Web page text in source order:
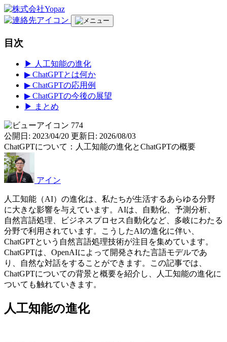
目次
▶︎ 人工知能の進化
▶︎ ChatGPTとは何か
▶︎ ChatGPTの応用例
▶︎ ChatGPTの今後の展望
▶︎ まとめ
774
公開日: 2023/04/20 更新日: 2026/08/03
ChatGPTについて：人工知能の進化とChatGPTの概要
アイン
人工知能（AI）の進化は、私たちが生活するあらゆる分野
に大きな影響を与えています。AIは、自動化、予測分析、
自然言語処理、ビジネスプロセス自動化など、多岐にわたる
分野で利用されています。こうしたAIの進化に伴い、
ChatGPTという自然言語処理技術が注目を集めています。
ChatGPTは、OpenAIによって開発された言語モデルであ
り、自然な対話をすることができます。この記事では、
ChatGPTについての背景と概要を紹介し、人工知能の進化に
ついても触れていきます。
人工知能の進化